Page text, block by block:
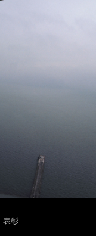
表彰